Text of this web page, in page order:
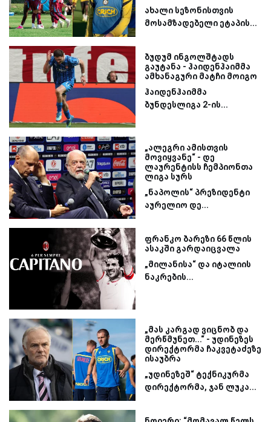
ახალი სეზონისთვის
მოსამზადებელი ეტაპის...
ბუდუმ ინგოლშტადს
გაუტანა - ჰაიდენჰაიმმა
ამხანაგური მატჩი მოიგო
ჰაიდენჰაიმმა
ბუნდესლიგა 2-ის...
„ალეგრი ამისთვის
მოვიყვანე“ - დე
ლაურენტისს ჩემპიონთა
ლიგა სურს
„ნაპოლის“ პრეზიდენტი
აურელიო დე...
ფრანკო ბარეზი 66 წლის
ასაკში გარდაიცვალა
„მილანისა“ და იტალიის
ნაკრების...
„მას კარგად ვიცნობ და
მერწმუნეთ...“ - უდინეზეს
დირექტორმა ჩაკვეტაძეზე
ისაუბრა
„უდინეზეშ“ ტექნიკურმა
დირექტორმა, ჯან ლუკა...